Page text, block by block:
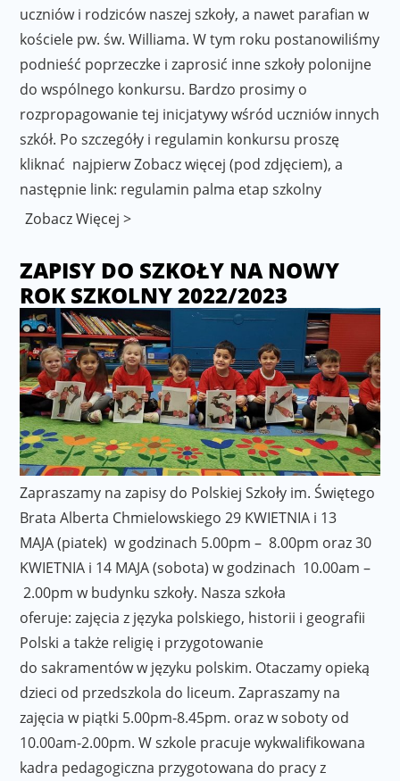
uczniów i rodziców naszej szkoły, a nawet parafian w
kościele pw. św. Williama. W tym roku postanowiliśmy
podnieść poprzeczke i zaprosić inne szkoły polonijne
do wspólnego konkursu. Bardzo prosimy o
rozpropagowanie tej inicjatywy wśród uczniów innych
szkół. Po szczegóły i regulamin konkursu proszę
kliknać najpierw Zobacz więcej (pod zdjęciem), a
następnie link: regulamin palma etap szkolny
Zobacz Więcej >
ZAPISY DO SZKOŁY NA NOWY
ROK SZKOLNY 2022/2023
Zapraszamy na zapisy do Polskiej Szkoły im. Świętego
Brata Alberta Chmielowskiego 29 KWIETNIA i 13
MAJA (piatek) w godzinach 5.00pm – 8.00pm oraz 30
KWIETNIA i 14 MAJA (sobota) w godzinach 10.00am –
2.00pm w budynku szkoły. Nasza szkoła
oferuje: zajęcia z języka polskiego, historii i geografii
Polski a także religię i przygotowanie
do sakramentów w języku polskim. Otaczamy opieką
dzieci od przedszkola do liceum. Zapraszamy na
zajęcia w piątki 5.00pm-8.45pm. oraz w soboty od
10.00am-2.00pm. W szkole pracuje wykwalifikowana
kadra pedagogiczna przygotowana do pracy z